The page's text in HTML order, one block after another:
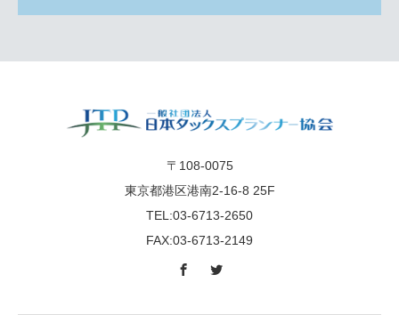
〒108-0075
東京都港区港南2-16-8 25F
TEL:03-6713-2650
FAX:03-6713-2149